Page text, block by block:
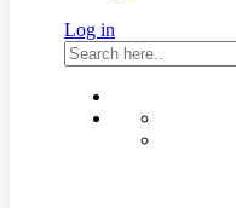
Log in